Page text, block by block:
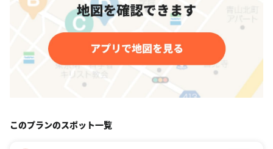
このプランのスポット一覧